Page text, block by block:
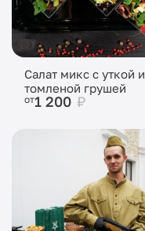
Салат микс с уткой и
томленой грушей
от1 200 ₽